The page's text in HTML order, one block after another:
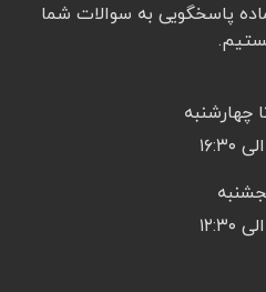
پاسخگویی به سوالات شما
چهارشنبه